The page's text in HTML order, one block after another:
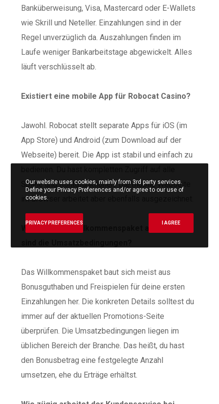
Banküberweisung, Visa, Mastercard oder E-Wallets
wie Skrill und Neteller. Einzahlungen sind in der
Regel unverzüglich da. Auszahlungen finden im
Laufe weniger Bankarbeitstage abgewickelt. Alles
läuft verschlüsselt ab.
Existiert eine mobile App für Robocat Casino?
Jawohl. Robocat stellt separate Apps für iOS (im
App Store) und Android (zum Download auf der
Webseite) bereit. Die App ist stabil und einfach zu
Spiele und Kontofunktionen. Die mobile Webseite
im Browser arbeitet aber ebenfalls ausgezeichnet.
Das Willkommenspaket baut sich meist aus
Bonusguthaben und Freispielen für deine ersten
Einzahlungen her. Die konkreten Details solltest du
immer auf der aktuellen Promotions-Seite
überprüfen. Die Umsatzbedingungen liegen im
üblichen Bereich der Branche. Das heißt, du hast
den Bonusbetrag eine festgelegte Anzahl
umsetzen, ehe du Erträge erhältst.
Our website uses cookies, mainly from 3rd party services.
Define your Privacy Preferences and/or agree to our use of
cookies.
PRIVACY PREFERENCES I AGREE